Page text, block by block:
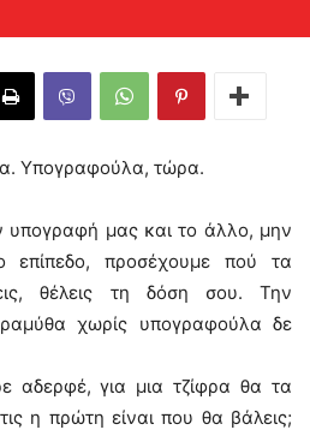
Υπογραφούλα, τώρα.
υπογραφή μας και το άλλο, μην
προσέχουμε πού τα
θέλεις τη δόση σου. Την
χωρίς υπογραφούλα δε
αδερφέ, για μια τζίφρα θα τα
η πρώτη είναι που θα βάλεις;